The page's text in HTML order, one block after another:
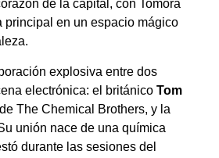
de la capital, con Tomora
principal en un espacio mágico
explosiva entre dos
electrónica: el británico Tom
The Chemical Brothers, y la
unión nace de una química
durante las sesiones del